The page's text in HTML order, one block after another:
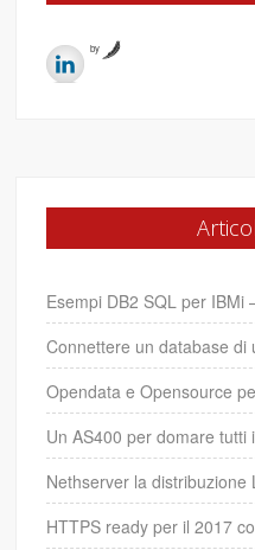
by
Esempi DB2 SQL per IBMi
Connettere un database di
Opendata e Opensource
Un AS400 per domare tutti
Nethserver la
HTTPS ready per il 2017